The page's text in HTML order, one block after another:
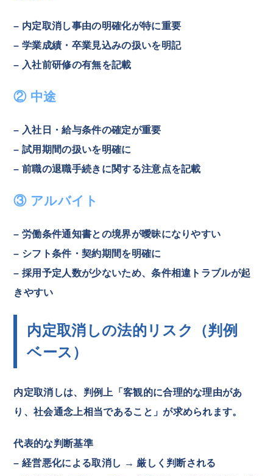
– 内定取消し事由の明確化が特に重要
– 学業成績・卒業見込みの扱いを明記
– 入社前研修の有無を記載
② 中途
– 入社日・給与条件の確定が重要
– 試用期間の扱いを明確に
– 前職の退職手続きに関する注意点を記載
③ アルバイト
– 労働条件通知書との境界が曖昧になりやすい
– シフト条件・契約期間を明確に
– 採用予定人数が少ないため、条件相違トラブルが起
きやすい
内定取消しの法的リスク（判例
ベース）
内定取消しは、判例上「客観的に合理的な理由があ
り、社会通念上相当であること」が求められます。
代表的な判断基準
– 経営悪化による取消し → 厳しく判断される